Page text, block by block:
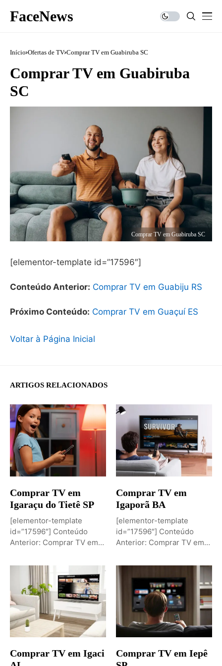
FaceNews
Início Ofertas de TV Comprar TV em Guabiruba SC
Comprar TV em Guabiruba
SC
Comprar TV em Guabiruba SC
[elementor-template id=”17596″]
Conteúdo Anterior: Comprar TV em Guabiju RS
Próximo Conteúdo: Comprar TV em Guaçuí ES
Voltar à Página Inicial
ARTIGOS RELACIONADOS
Comprar TV em
Igaraçu do Tietê SP
[elementor-template
id=”17596″] Conteúdo
Anterior: Comprar TV em
Conteúdo: Sobremesa de...
Comprar TV em
Igaporã BA
[elementor-template
id=”17596″] Conteúdo
Anterior: Comprar TV em
Comprar TV...
Comprar TV em Igaci
Comprar TV em Iepê